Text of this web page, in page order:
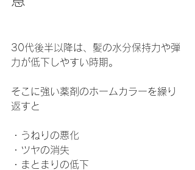
30代後半以降は、髪の水分保持力や弾
力が低下しやすい時期。
そこに強い薬剤のホームカラーを繰り
返すと
・うねりの悪化
・ツヤの消失
・まとまりの低下